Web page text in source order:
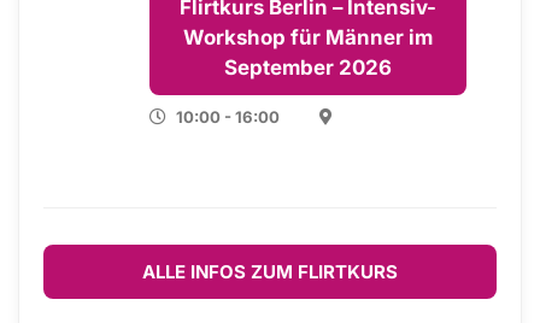
Flirtkurs Berlin – Intensiv-
Workshop für Männer im
September 2026
10:00 - 16:00
ALLE INFOS ZUM FLIRTKURS